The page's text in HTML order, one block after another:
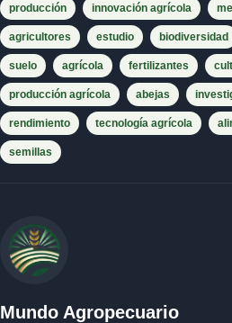
producción innovación agrícola
agricultores estudio biodiversidad
suelo agrícola fertilizantes
producción agrícola abejas
rendimiento tecnología agrícola
semillas
Mundo Agropecuario